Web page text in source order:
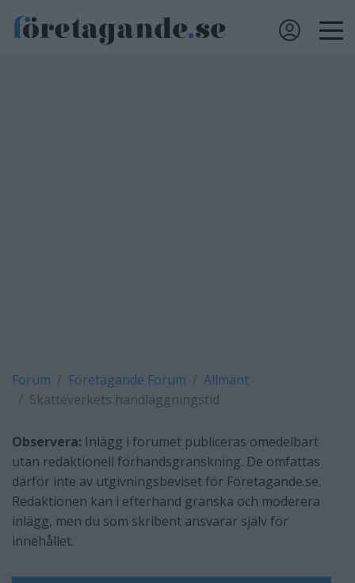
Forum Företagande Forum
Allmänt
Skatteverkets handläggningstid
Observera: Inlägg i forumet publiceras omedelbart
utan redaktionell förhandsgranskning. De omfattas
därför inte av utgivningsbeviset för Företagande.se.
Redaktionen kan i efterhand granska och moderera
inlägg, men du som skribent ansvarar själv för
innehållet.